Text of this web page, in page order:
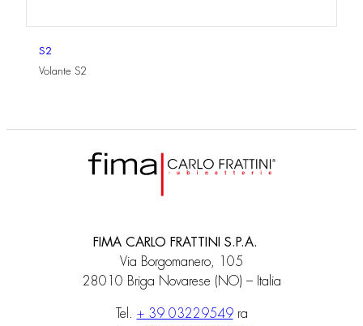
S2
Volante S2
FIMA CARLO FRATTINI S.P.A.
Via Borgomanero, 105
28010 Briga Novarese (NO) – Italia
Tel. + 39 03229549ra